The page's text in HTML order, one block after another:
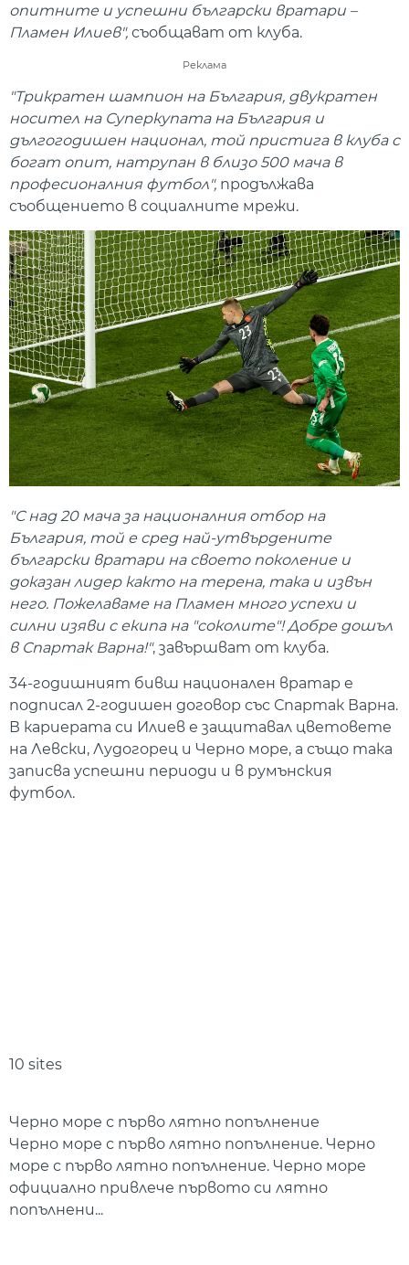
опитните и успешни български вратари –
Пламен Илиев", съобщават от клуба.
Реклама
"Трикратен шампион на България, двукратен
носител на Суперкупата на България и
дългогодишен национал, той пристига в клуба с
богат опит, натрупан в близо 500 мача в
професионалния футбол", продължава
съобщението в социалните мрежи.
"С над 20 мача за националния отбор на
България, той е сред най-утвърдените
български вратари на своето поколение и
доказан лидер както на терена, така и извън
него. Пожелаваме на Пламен много успехи и
силни изяви с екипа на "соколите"! Добре дошъл
в Спартак Варна!", завършват от клуба.
34-годишният бивш национален вратар е
подписал 2-годишен договор със Спартак Варна.
В кариерата си Илиев е защитавал цветовете
на Левски, Лудогорец и Черно море, а също така
записва успешни периоди и в румънския
футбол.
10 sites
Черно море с първо лятно попълнение
Черно море с първо лятно попълнение. Черно
море с първо лятно попълнение. Черно море
официално привлече първото си лятно
попълнени...